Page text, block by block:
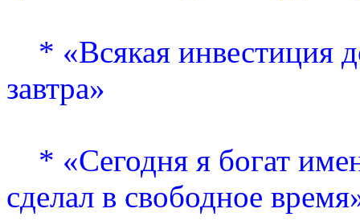
* «Всякая инвестиция
завтра»
* «Сегодня я богат
сделал в свободное